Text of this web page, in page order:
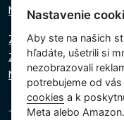
Napíšte nám
Zásady ochrany
Zásady používania
Nastavenie cookies
Nastavenie
Aby ste na našich
hľadáte, ušetrili si
nezobrazovali
potrebujeme od
cookies a k
Meta alebo